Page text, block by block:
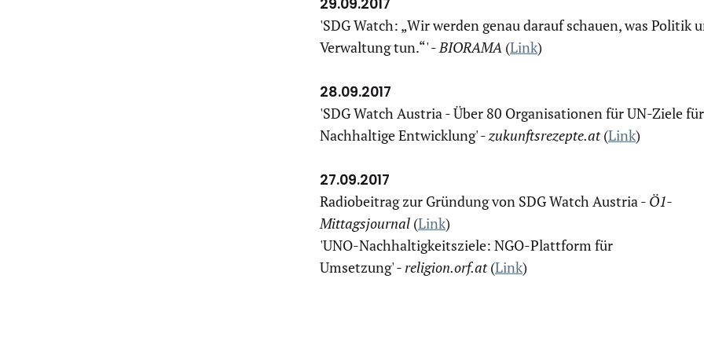
'SDG Watch: „Wir werden genau darauf schauen, was Politik
Verwaltung tun.“' -BIORAMA (Link)
28.09.2017
'SDG Watch Austria - Über 80 Organisationen für UN-Ziele für
Nachhaltige Entwicklung' -zukunftsrezepte.at(Link)
27.09.2017
Radiobeitrag zur Gründung von SDG Watch Austria - Ö1-
Mittagsjournal (Link)
'UNO-Nachhaltigkeitsziele: NGO-Plattform für
Umsetzung' -religion.orf.at(Link)